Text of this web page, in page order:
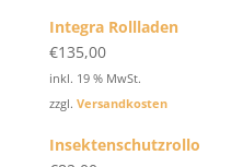
Integra Rollladen
€135,00
inkl. 19 % MwSt.
zzgl. Versandkosten
Insektenschutzrollo